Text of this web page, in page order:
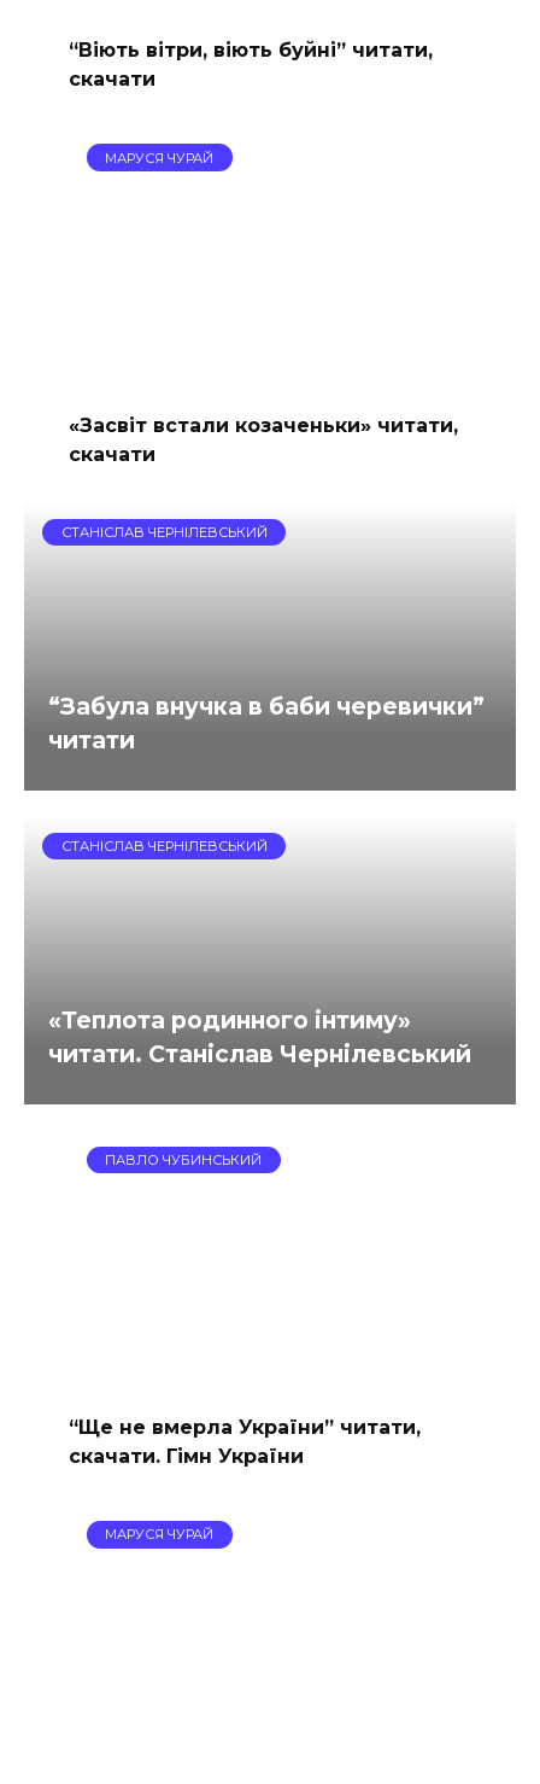
“Віють вітри, віють буйні” читати,
скачати
МАРУСЯ ЧУРАЙ
«Засвіт встали козаченьки» читати,
скачати
СТАНІСЛАВ ЧЕРНІЛЕВСЬКИЙ
“Забула внучка в баби черевички”
читати
СТАНІСЛАВ ЧЕРНІЛЕВСЬКИЙ
«Теплота родинного інтиму»
читати. Станіслав Чернілевський
ПАВЛО ЧУБИНСЬКИЙ
“Ще не вмерла України” читати,
скачати. Гімн України
МАРУСЯ ЧУРАЙ